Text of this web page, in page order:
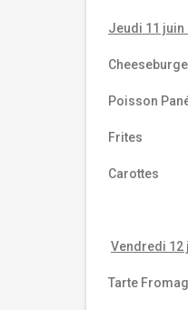
Jeudi 11 juin
Poisson
Frites
Carottes
Vendredi 12
Tarte